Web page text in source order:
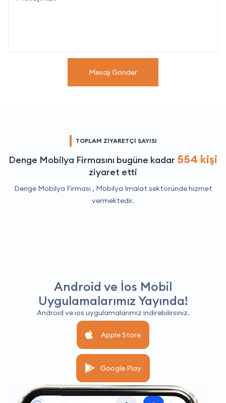
Mesajı Gönder
TOPLAM ZİYARETÇİ SAYISI
Denge Mobilya Firmasını bugüne kadar 554 kişi
ziyaret etti
Denge Mobilya Firması , Mobilya İmalat sektöründe hizmet
vermektedir.
Android ve İos Mobil
Uygulamalarımız Yayında!
Android ve ios uygulamalarımız indirebilirsiniz.
Apple Store
Google Play